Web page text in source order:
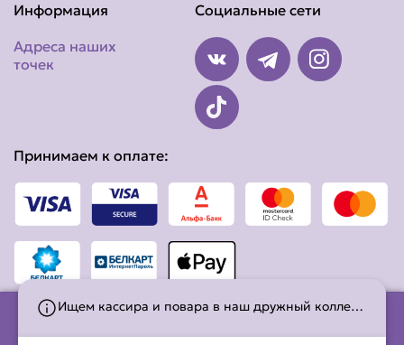
Ищем кассира и повара в наш дружный коллектив!Подробности вакансии: +375 (29) 222-94-89, Алина.
Информация
Адреса наших
точек
Социальные сети
Принимаем к оплате: